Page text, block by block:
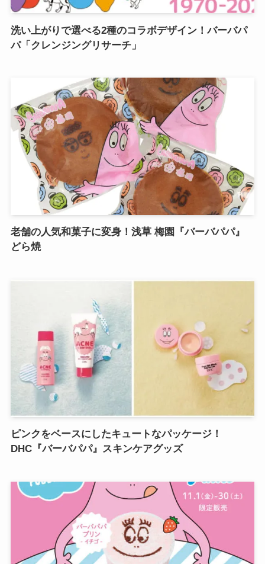
洗い上がりで選べる2種のコラボデザイン！バーバパ
パ「クレンジングリサーチ」
老舗の人気和菓子に変身！浅草 梅園『バーバパパ』
どら焼
ピンクをベースにしたキュートなパッケージ！
DHC『バーバパパ』スキンケアグッズ